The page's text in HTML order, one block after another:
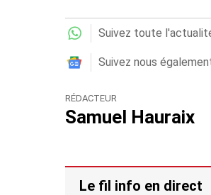
Suivez toute
Suivez nous
RÉDACTEUR
Samuel Hauraix
Le fil info en direct